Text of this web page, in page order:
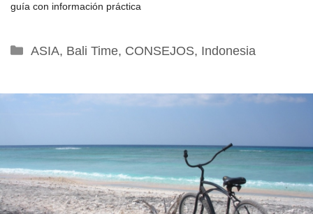
guía con información práctica
Categorías
ASIA, Bali Time, CONSEJOS, Indonesia